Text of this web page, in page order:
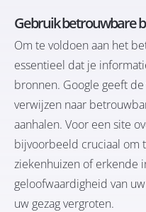
Gebruikbetrouwbare
Om te voldoen aan het
essentieel dat je
bronnen. Google geeft
verwijzen naar
aanhalen. Voor een site
bijvoorbeeld cruciaal om
ziekenhuizen of erkende
geloofwaardigheid van
uw gezag vergroten.